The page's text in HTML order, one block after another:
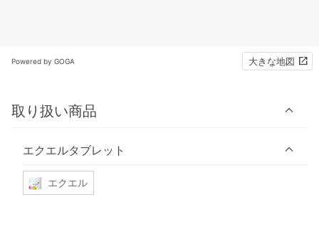
Powered by GOGA 大きな地図
取り扱い商品
エクエルタブレット
エクエル